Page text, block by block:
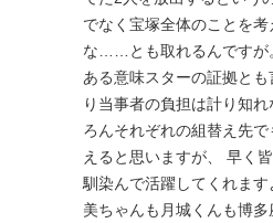
でなく宝塚全体のことを
な……とも取れるんですが
ある意味スターの証拠と
り当事者の負担は計り知
ろんそれぞれの組替え先
えると思いますが、 早く
馴染んで活躍してくれま
美ちゃんも月城くんも博